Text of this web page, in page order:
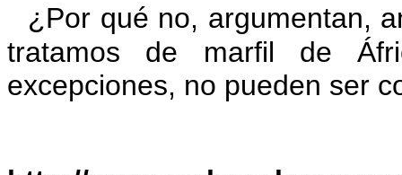
¿Por qué no, argumentan,
tratamos de marfil de
excepciones, no pueden ser